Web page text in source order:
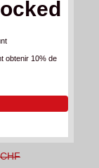
obtenir 10% de
Noir